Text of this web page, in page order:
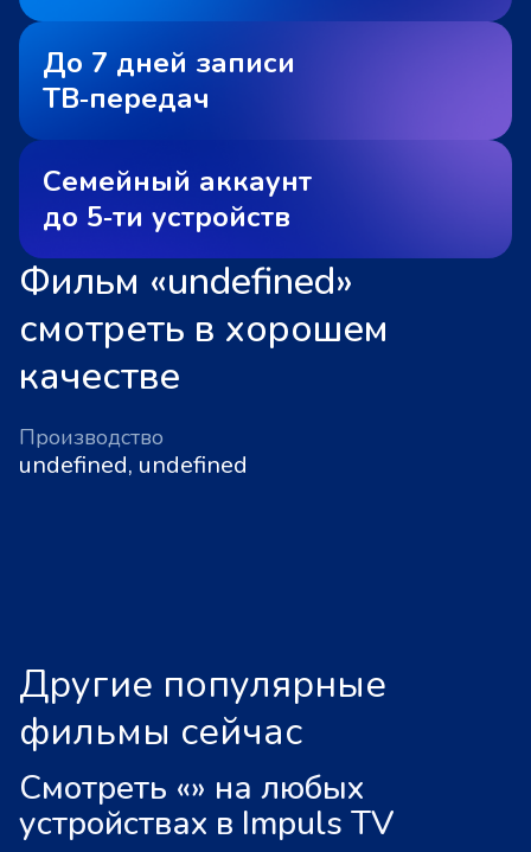
До 7 дней записи
ТВ‑передач
Семейный аккаунт
до 5‑ти устройств
Фильм «undefined»
смотреть в хорошем
качестве
Производство
undefined, undefined
Другие популярные
фильмы сейчас
Смотреть «» на любых
устройствах в Impuls TV